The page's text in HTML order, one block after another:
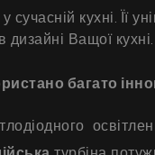
сучасній кухні. Її
Ващої кухні.
багато